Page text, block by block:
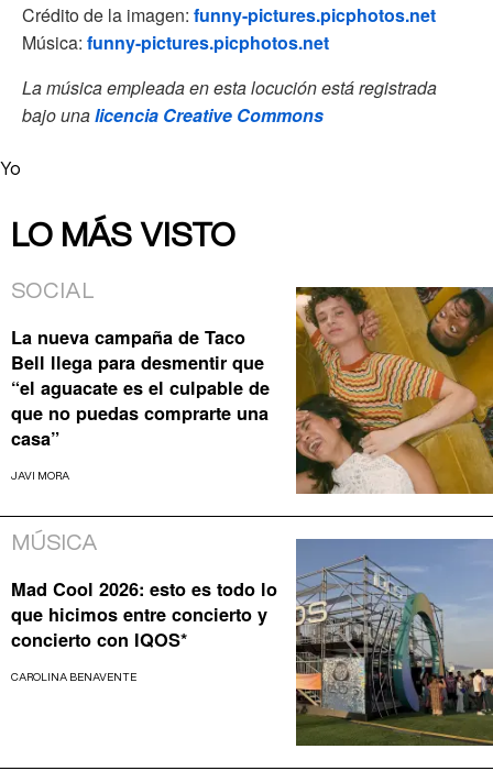
Crédito de la imagen: funny-pictures.picphotos.net
Música: funny-pictures.picphotos.net
La música empleada en esta locución está registrada
bajo unalicencia Creative Commons
Yo
LO MÁS VISTO
SOCIAL
La nueva campaña de Taco
Bell llega para desmentir que
“el aguacate es el culpable de
que no puedas comprarte una
casa”
JAVI MORA
MÚSICA
Mad Cool 2026: esto es todo lo
que hicimos entre concierto y
concierto con IQOS*
CAROLINA BENAVENTE